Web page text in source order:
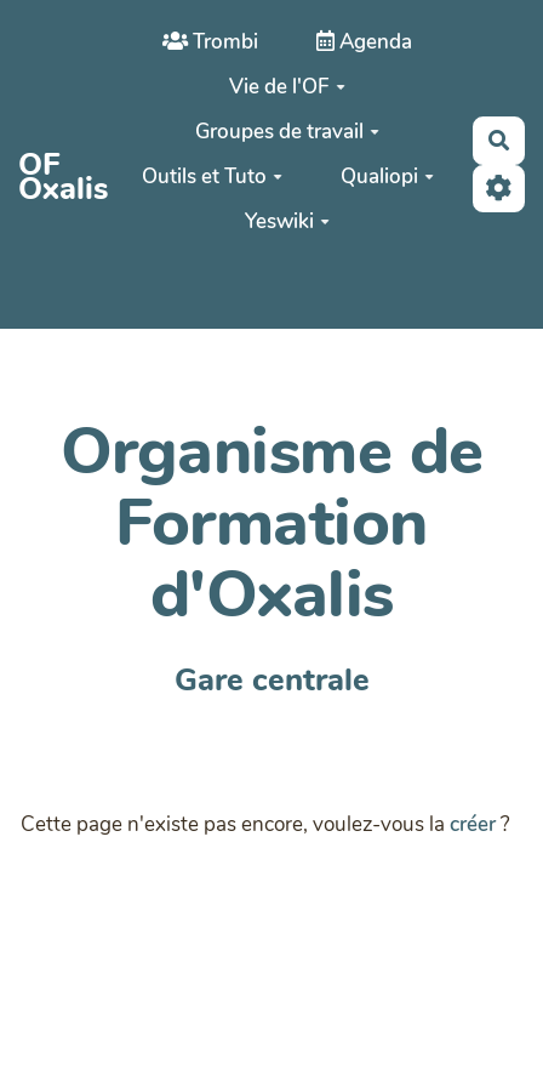
Aller au contenu principal
OF
Oxalis
Trombi
Agenda
Vie de l'OF
Groupes de travail
Outils et Tuto
Qualiopi
Yeswiki
Organisme de
Formation
d'Oxalis
Gare centrale
Cette page n'existe pas encore, voulez-vous la créer?